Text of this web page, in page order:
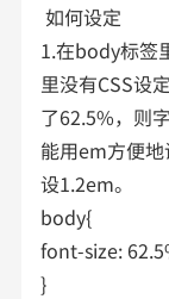
如何设定
1.在body标签
里没有CSS设
了62.5%，则
能用em方便
设1.2em。
body{
font-size:
}